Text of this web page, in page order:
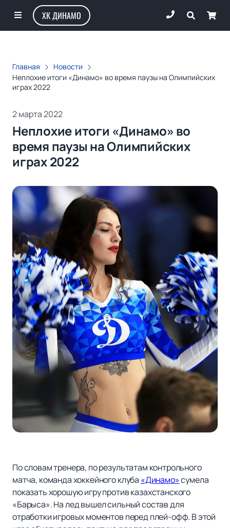
ХК ДИНАМО
Главная
Новости
Неплохие итоги «Динамо» во время паузы на Олимпийских
играх 2022
2 марта 2022
Неплохие итоги «Динамо» во
время паузы на Олимпийских
играх 2022
По словам тренера, по результатам контрольного
матча, команда хоккейного клуба «Динамо»сумела
показать хорошую игру против казахстанского
«Барыса». На лед вышел сильный состав для
отработки игровых моментов перед плей-офф. В этой